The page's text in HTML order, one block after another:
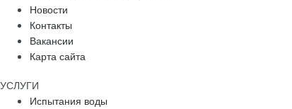
Новости
Контакты
Вакансии
Карта сайта
УСЛУГИ
Испытания воды